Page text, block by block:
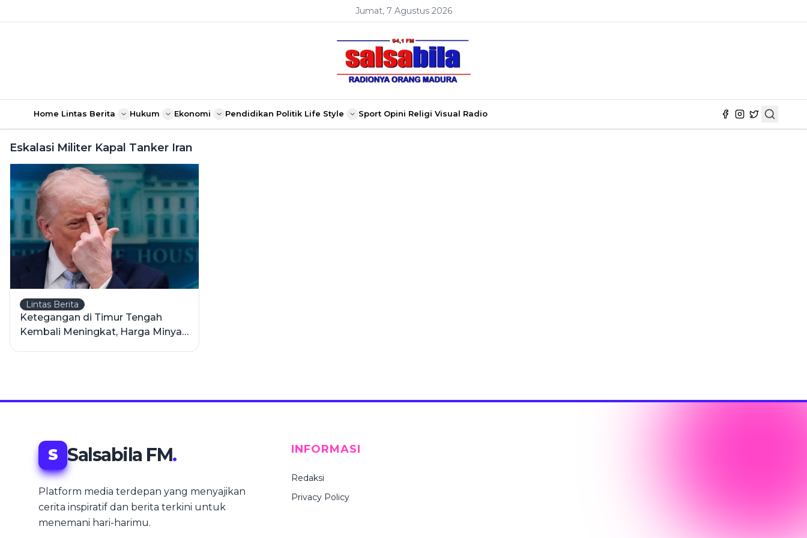
Jumat, 7 Agustus 2026
Home Lintas Berita Hukum Ekonomi Pendidikan Politik Life Style Sport Opini Religi Visual Radio
Eskalasi Militer Kapal Tanker Iran
Lintas Berita
Ketegangan di Timur Tengah
Kembali Meningkat, Harga Minyak
S Salsabila FM.
Platform media terdepan yang menyajikan
cerita inspiratif dan berita terkini untuk
menemani hari-harimu.
INFORMASI
Redaksi
Privacy Policy